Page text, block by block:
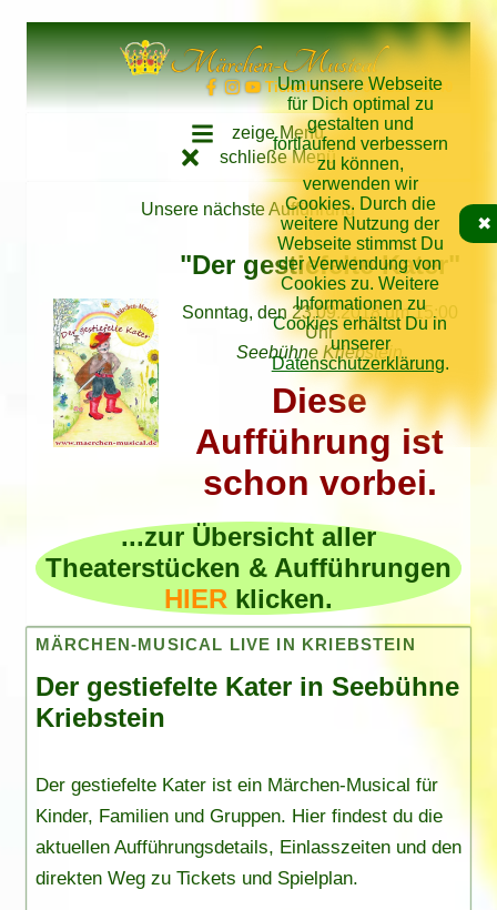
Direkt zum Inhalt springen
Um unsere Webseite
für Dich optimal zu
gestalten und
fortlaufend verbessern
zu können,
verwenden wir
Cookies. Durch die
weitere Nutzung der
Webseite stimmst Du
der Verwendung von
Cookies zu. Weitere
Informationen zu
Cookies erhältst Du in
unserer
Datenschutzerklärung.
✖
Märchen-Musical
Tickethotline: 034262/62640
zeige Menü
schließe Menü
MÄRCHEN-MUSICAL LIVE IN KRIEBSTEIN
Der gestiefelte Kater in Seebühne
Kriebstein
Der gestiefelte Kater ist ein Märchen-Musical für
Kinder, Familien und Gruppen. Hier findest du die
aktuellen Aufführungsdetails, Einlasszeiten und den
direkten Weg zu Tickets und Spielplan.
Unsere nächste Aufführung
"Der gestiefelte Kater"
Sonntag, den 23.09.2018 um 15:00
Uhr
Seebühne Kriebstein
Diese
Aufführung ist
schon vorbei.
...zur Übersicht aller
Theaterstücken & Aufführungen
HIER klicken.